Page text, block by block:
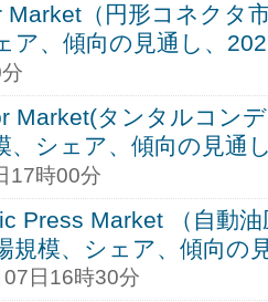
Market（円形コネクタ
ア、傾向の見通し、
Market(タンタルコン
、シェア、傾向の見通
17時00分
Press Market （自動
規模、シェア、傾向の
日16時30分